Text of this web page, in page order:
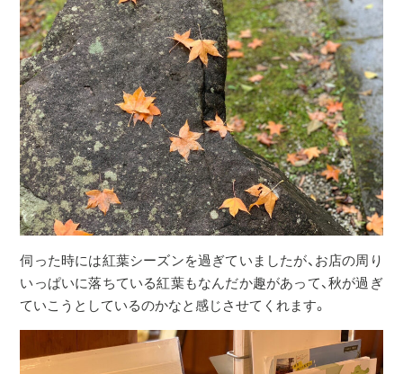
伺った時には紅葉シーズンを過ぎていましたが、お店の周り
いっぱいに落ちている紅葉もなんだか趣があって、秋が過ぎ
ていこうとしているのかなと感じさせてくれます。